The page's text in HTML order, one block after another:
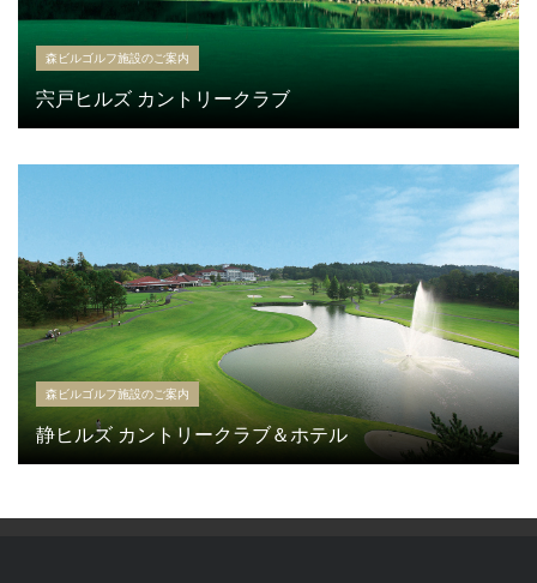
森ビルゴルフ施設のご案内
宍戸ヒルズ カントリークラブ
森ビルゴルフ施設のご案内
静ヒルズ カントリークラブ＆ホテル